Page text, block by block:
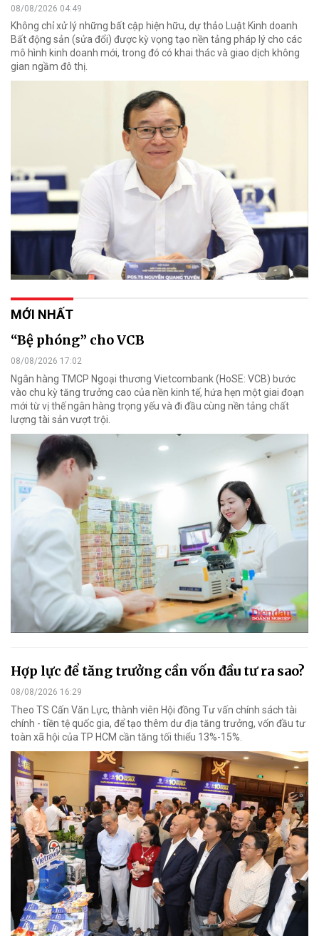
08/08/2026 04:49
Không chỉ xử lý những bất cập hiện hữu, dự thảo Luật Kinh doanh
Bất động sản (sửa đổi) được kỳ vọng tạo nền tảng pháp lý cho các
mô hình kinh doanh mới, trong đó có khai thác và giao dịch không
gian ngầm đô thị.
MỚI NHẤT
“Bệ phóng” cho VCB
08/08/2026 17:02
Ngân hàng TMCP Ngoại thương Vietcombank (HoSE: VCB) bước
vào chu kỳ tăng trưởng cao của nền kinh tế, hứa hẹn một giai đoạn
mới từ vị thế ngân hàng trọng yếu và đi đầu cùng nền tảng chất
lượng tài sản vượt trội.
Hợp lực để tăng trưởng cần vốn đầu tư ra sao?
08/08/2026 16:29
Theo TS Cấn Văn Lực, thành viên Hội đồng Tư vấn chính sách tài
chính - tiền tệ quốc gia, để tạo thêm dư địa tăng trưởng, vốn đầu tư
toàn xã hội của TP HCM cần tăng tối thiểu 13%-15%.